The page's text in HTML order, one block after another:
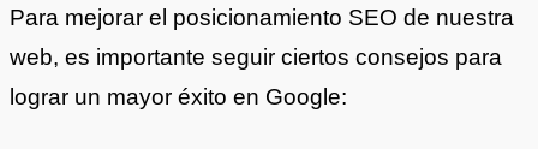
Para mejorar el posicionamiento SEO de nuestra
web, es importante seguir ciertos consejos para
lograr un mayor éxito en Google: